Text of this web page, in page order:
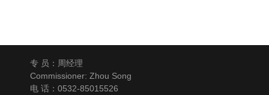
专 员：周经理
Commissioner: Zhou Song
电 话：0532-85015526